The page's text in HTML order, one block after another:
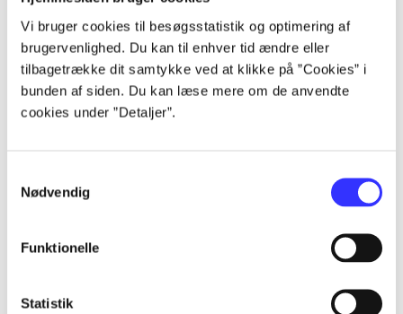
Vi bruger cookies til besøgsstatistik og optimering af
brugervenlighed. Du kan til enhver tid ændre eller
tilbagetrække dit samtykke ved at klikke på ”Cookies” i
bunden af siden. Du kan læse mere om de anvendte
cookies under ”Detaljer”.
Nødvendig
Funktionelle
Statistik
...
...